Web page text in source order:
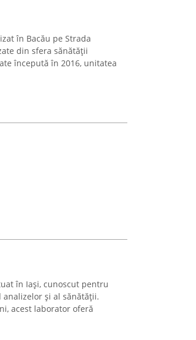
în Bacău pe Strada
din sfera sănătății
începută în 2016, unitatea
în Iași, cunoscut pentru
și al sănătății.
acest laborator oferă